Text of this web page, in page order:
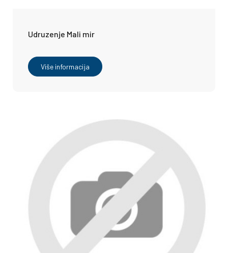
Udruzenje Mali mir
Više informacija